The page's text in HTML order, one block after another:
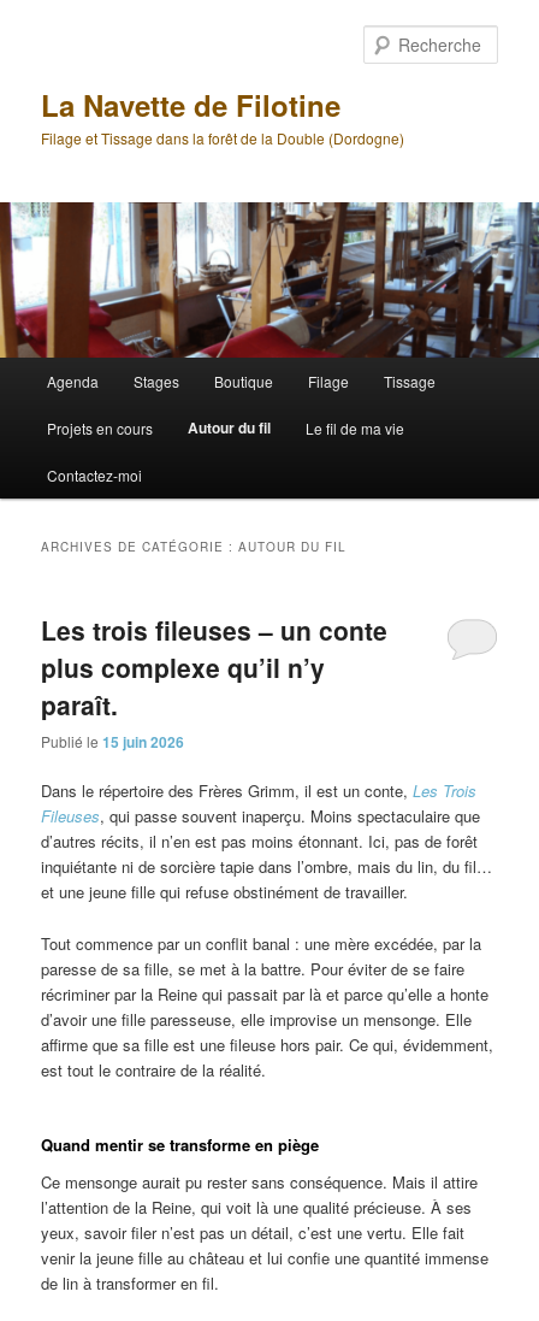
La Navette de Filotine
Filage et Tissage dans la forêt de la Double (Dordogne)
principal
Agenda Stages Boutique Filage Tissage
Projets en cours Autour du fil Le fil de ma vie
Contactez-moi
ARCHIVES DE CATÉGORIE :AUTOUR DU FIL
Les trois fileuses – un conte
plus complexe qu’il n’y
paraît.
Publié le15 juin 2026
Dans le répertoire des Frères Grimm, il est un conte,Les Trois
Fileuses, qui passe souvent inaperçu. Moins spectaculaire que
d’autres récits, il n’en est pas moins étonnant. Ici, pas de forêt
inquiétante ni de sorcière tapie dans l’ombre, mais du lin, du fil…
et une jeune fille qui refuse obstinément de travailler.
Tout commence par un conflit banal : une mère excédée, par la
paresse de sa fille, se met à la battre. Pour éviter de se faire
récriminer par la Reine qui passait par là et parce qu’elle a honte
d’avoir une fille paresseuse, elle improvise un mensonge. Elle
affirme que sa fille est une fileuse hors pair. Ce qui, évidemment,
est tout le contraire de la réalité.
Quand mentir se transforme en piège
Ce mensonge aurait pu rester sans conséquence. Mais il attire
l’attention de la Reine, qui voit là une qualité précieuse. À ses
yeux, savoir filer n’est pas un détail, c’est une vertu. Elle fait
venir la jeune fille au château et lui confie une quantité immense
de lin à transformer en fil.